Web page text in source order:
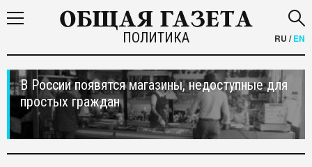
ПОЛИТИКА RU /EN
В России появятся магазины, недоступные для
простых граждан